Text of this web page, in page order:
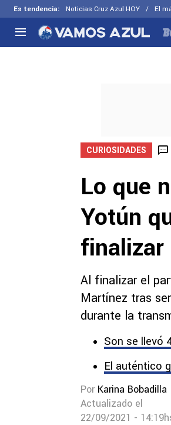
Es tendencia: Noticias Cruz Azul HOY El
Selección
CURIOSIDADES
Lo que
Yotún
finalizar
Al finalizar el
Martínez tras
durante la
Son se llevó
El auténtico
Por Karina Bobadilla
Actualizado el
22/09/2021 -